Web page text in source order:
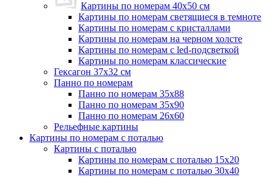
Картины по номерам 40х50 см
Картины по номерам светящиеся в темноте
Картины по номерам с кристаллами
Картины по номерам на черном холсте
Картины по номерам с led-подсветкой
Картины по номерам классические
Гексагон 37х32 см
Панно по номерам
Панно по номерам 35х88
Панно по номерам 35х90
Панно по номерам 26х60
Рельефные картины
Картины по номерам с поталью
Картины с поталью
Картины по номерам с поталью 15х20
Картины по номерам с поталью 30х40